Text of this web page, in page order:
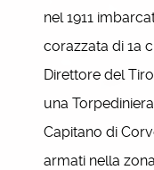
nel 1911
corazzata di 1a
Direttore del
una
Capitano di
armati nella